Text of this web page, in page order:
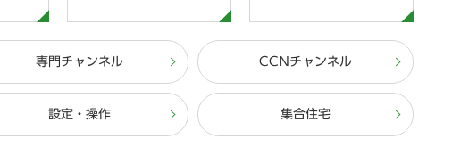
専門チャンネル CCNチャンネル
設定・操作 集合住宅